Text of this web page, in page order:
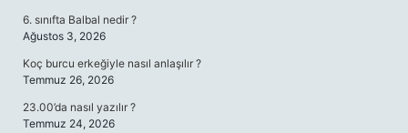
6. sınıfta Balbal nedir ?
Ağustos 3, 2026
Koç burcu erkeğiyle nasıl anlaşılır ?
Temmuz 26, 2026
23.00’da nasıl yazılır ?
Temmuz 24, 2026